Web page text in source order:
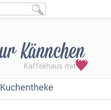
Kuchentheke